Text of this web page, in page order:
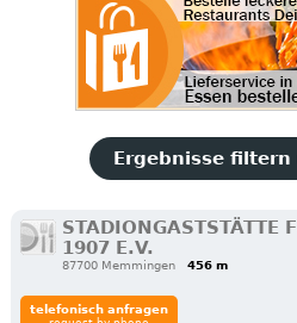
Ergebnisse
STADIONGASTSTÄTTE
1907 E.V.
87700 Memmingen
456 m
telefonisch anfragen